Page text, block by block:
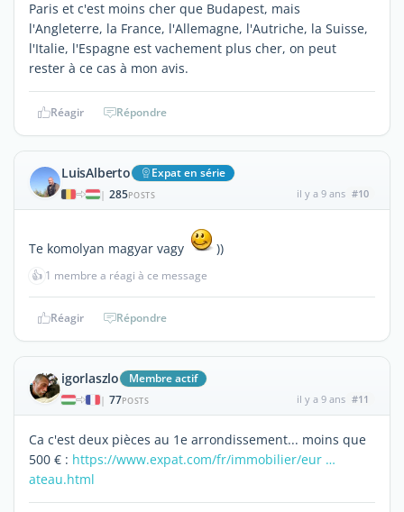
Paris et c'est moins cher que Budapest, mais
l'Angleterre, la France, l'Allemagne, l'Autriche, la Suisse,
l'Italie, l'Espagne est vachement plus cher, on peut
rester à ce cas à mon avis.
Réagir Répondre
LuisAlberto Expat en série
| 285POSTS il y a 9 ans #10
Te komolyan magyar vagy ))
👍 1 membre a réagi à ce message
Réagir Répondre
igorlaszlo Membre actif
| 77POSTS il y a 9 ans #11
Ca c'est deux pièces au 1e arrondissement... moins que
500 € : https://www.expat.com/fr/immobilier/eur …
ateau.html